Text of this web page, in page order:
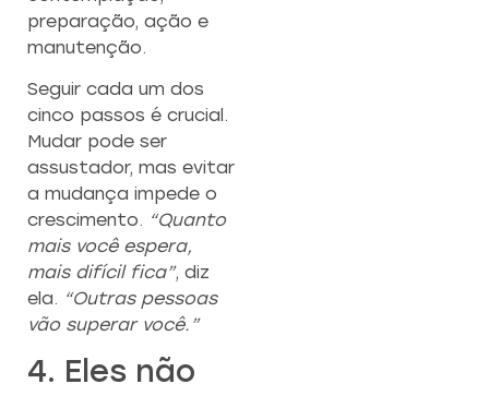
preparação, ação e
manutenção.
Seguir cada um dos
cinco passos é crucial.
Mudar pode ser
assustador, mas evitar
a mudança impede o
crescimento. “Quanto
mais você espera,
mais difícil fica”, diz
ela. “Outras pessoas
vão superar você.”
4. Eles não